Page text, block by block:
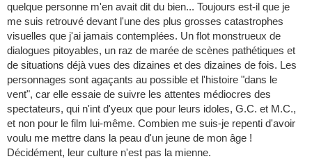
quelque personne m'en avait dit du bien... Toujours est-il que je
me suis retrouvé devant l'une des plus grosses catastrophes
visuelles que j'ai jamais contemplées. Un flot monstrueux de
dialogues pitoyables, un raz de marée de scènes pathétiques et
de situations déjà vues des dizaines et des dizaines de fois. Les
personnages sont agaçants au possible et l'histoire "dans le
vent", car elle essaie de suivre les attentes médiocres des
spectateurs, qui n'int d'yeux que pour leurs idoles, G.C. et M.C.,
et non pour le film lui-même. Combien me suis-je repenti d'avoir
voulu me mettre dans la peau d'un jeune de mon âge !
Décidément, leur culture n'est pas la mienne.